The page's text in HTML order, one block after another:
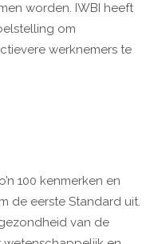
worden. IWBI heeft
om
werknemers te
100 kenmerken en
de eerste Standard uit.
van de